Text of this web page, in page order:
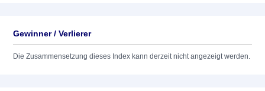
Gewinner / Verlierer
Die Zusammensetzung dieses Index kann derzeit nicht angezeigt werden.